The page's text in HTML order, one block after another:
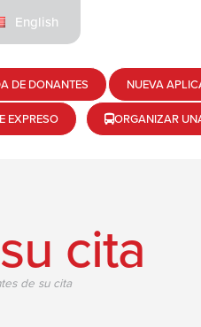
English
DE DONANTES NUEVA
EXPRESO ORGANIZAR
cita
de su cita